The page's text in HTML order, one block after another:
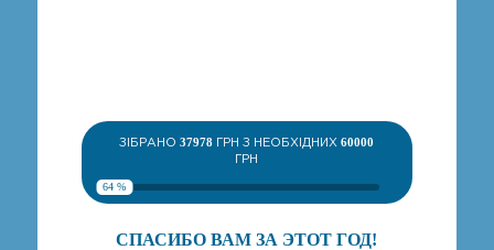
ЗІБРАНО37978 ГРН З НЕОБХІДНИХ60000
ГРН
64 %
СПАСИБО ВАМ ЗА ЭТОТ ГОД!